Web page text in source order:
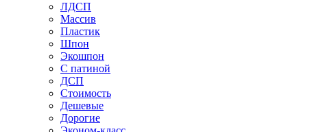
ЛДСП
Массив
Пластик
Шпон
Экошпон
С патиной
ДСП
Стоимость
Дешевые
Дорогие